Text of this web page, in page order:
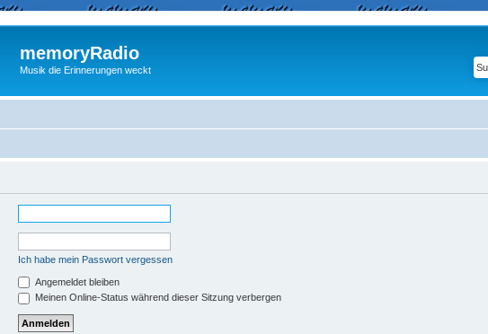
memoryRadio
Musik die Erinnerungen weckt
Ich habe mein Passwort vergessen
Angemeldet bleiben
Meinen Online-Status während dieser Sitzung verbergen